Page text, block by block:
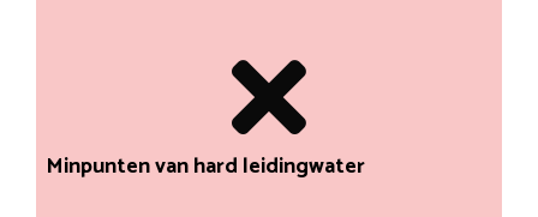
Minpunten van hard leidingwater